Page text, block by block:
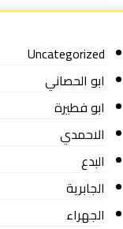
Uncategorized
ابو الحصاني
ابو فطيرة
الاحمدي
البدع
الجابرية
الجهراء